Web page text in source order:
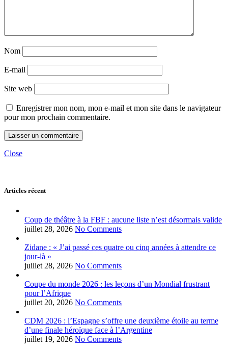
Nom
E-mail
Site web
Enregistrer mon nom, mon e-mail et mon site dans le navigateur
pour mon prochain commentaire.
Close
Articles récent
Coup de théâtre à la FBF : aucune liste n’est désormais valide
juillet 28, 2026 No Comments
Zidane : « J’ai passé ces quatre ou cinq années à attendre ce
jour-là »
juillet 28, 2026 No Comments
Coupe du monde 2026 : les leçons d’un Mondial frustrant
pour l’Afrique
juillet 20, 2026 No Comments
CDM 2026 : l’Espagne s’offre une deuxième étoile au terme
d’une finale héroïque face à l’Argentine
juillet 19, 2026 No Comments